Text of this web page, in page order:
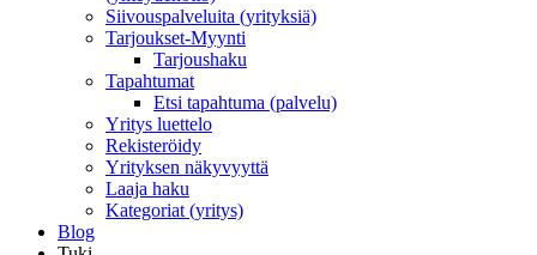
Siivouspalveluita (yrityksiä)
Tarjoukset-Myynti
Tarjoushaku
Tapahtumat
Etsi tapahtuma (palvelu)
Yritys luettelo
Rekisteröidy
Yrityksen näkyvyyttä
Laaja haku
Kategoriat (yritys)
Blog